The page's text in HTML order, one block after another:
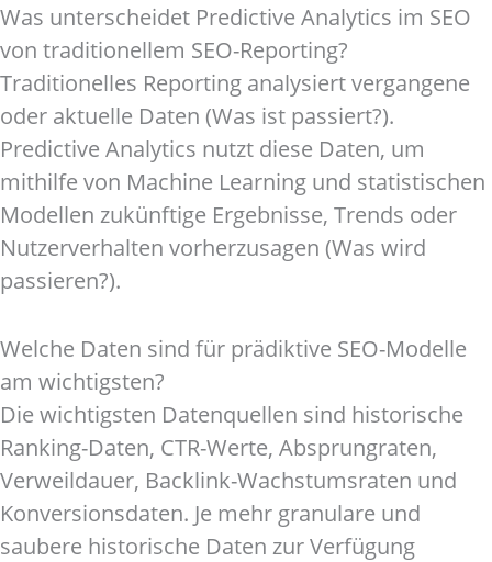
Was unterscheidet Predictive Analytics im SEO
von traditionellem SEO-Reporting?
Traditionelles Reporting analysiert vergangene
oder aktuelle Daten (Was ist passiert?).
Predictive Analytics nutzt diese Daten, um
mithilfe von Machine Learning und statistischen
Modellen zukünftige Ergebnisse, Trends oder
Nutzerverhalten vorherzusagen (Was wird
passieren?).
Welche Daten sind für prädiktive SEO-Modelle
am wichtigsten?
Die wichtigsten Datenquellen sind historische
Ranking-Daten, CTR-Werte, Absprungraten,
Verweildauer, Backlink-Wachstumsraten und
Konversionsdaten. Je mehr granulare und
saubere historische Daten zur Verfügung